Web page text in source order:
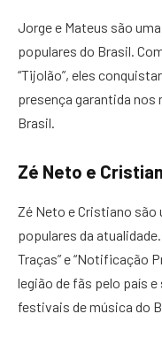
Jorge e Mateus são
populares do Brasil.
“Tijolão”, eles
presença garantida
Brasil.
Zé Neto e
Zé Neto e Cristiano são
populares da
Traças” e “Notificação
legião de fãs pelo país
festivais de música do